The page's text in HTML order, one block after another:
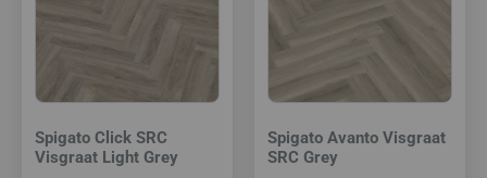
Spigato Click SRC
Visgraat Light Grey
Spigato Avanto Visgraat
SRC Grey